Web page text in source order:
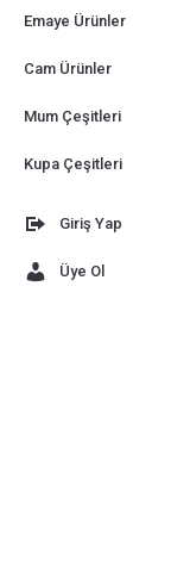
Emaye Ürünler
Cam Ürünler
Mum Çeşitleri
Kupa Çeşitleri
Giriş Yap
Üye Ol